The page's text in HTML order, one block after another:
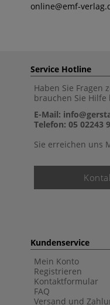
online@emf-
Service Hotline
Haben Sie Fragen
brauchen Sie
E-Mail:
Telefon: 05 02243
Sie erreichen uns
Kundenservice
Mein Konto
Registrieren
Kontaktformular
FAQ
Versand und